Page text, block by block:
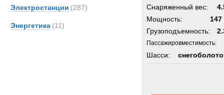
Электростанции (287)
Энергетика (11)
Снаряженный вес:
Мощность:
147
Грузоподъемность:
Пассажировместимость:
Шасси: